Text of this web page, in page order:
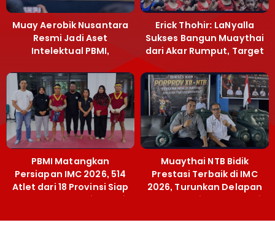
Muay Aerobik Nusantara
Resmi Jadi Aset
Intelektual PBMI,
Terobosan Bangun
Grassroots
Erick Thohir: LaNyalla
Sukses Bangun Muaythai
dari Akar Rumput, Target
PBMI Matangkan
Persiapan IMC 2026, 514
Atlet dari 18 Provinsi Siap
Berlaga Besok di Bekasi
Muaythai NTB Bidik
Prestasi Terbaik di IMC
2026, Turunkan Delapan
Atlet ke Kejurnas Bekasi